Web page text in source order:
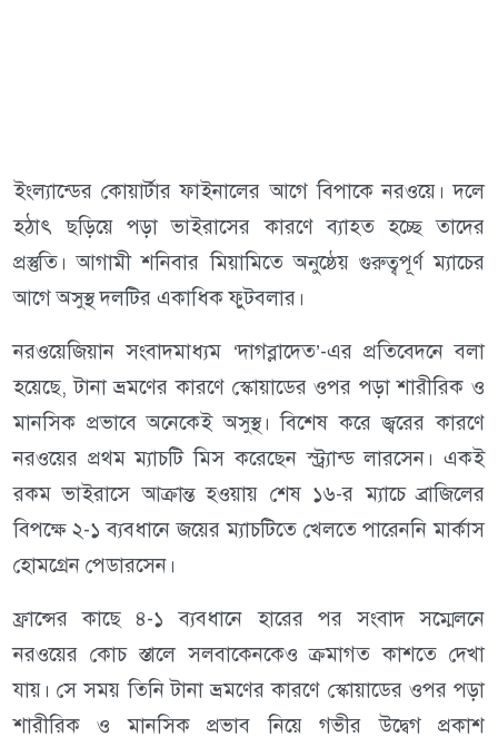
ইংল্যান্ডের কোয়ার্টার ফাইনালের আগে বিপাকে নরওয়ে। দলে
হঠাৎ ছড়িয়ে পড়া ভাইরাসের কারণে ব্যাহত হচ্ছে তাদের
প্রস্তুতি। আগামী শনিবার মিয়ামিতে অনুষ্ঠেয় গুরুত্বপূর্ণ ম্যাচের
আগে অসুস্থ দলটির একাধিক ফুটবলার।
নরওয়েজিয়ান সংবাদমাধ্যম ‘দাগব্লাদেত’-এর প্রতিবেদনে বলা
হয়েছে, টানা ভ্রমণের কারণে স্কোয়াডের ওপর পড়া শারীরিক ও
মানসিক প্রভাবে অনেকেই অসুস্থ। বিশেষ করে জ্বরের কারণে
নরওয়ের প্রথম ম্যাচটি মিস করেছেন স্ট্র্যান্ড লারসেন। একই
রকম ভাইরাসে আক্রান্ত হওয়ায় শেষ ১৬-র ম্যাচে ব্রাজিলের
বিপক্ষে ২-১ ব্যবধানে জয়ের ম্যাচটিতে খেলতে পারেননি মার্কাস
হোমগ্রেন পেডারসেন।
ফ্রান্সের কাছে ৪-১ ব্যবধানে হারের পর সংবাদ সম্মেলনে
নরওয়ের কোচ স্তালে সলবাকেনকেও ক্রমাগত কাশতে দেখা
যায়। সে সময় তিনি টানা ভ্রমণের কারণে স্কোয়াডের ওপর পড়া
শারীরিক ও মানসিক প্রভাব নিয়ে গভীর উদ্বেগ প্রকাশ